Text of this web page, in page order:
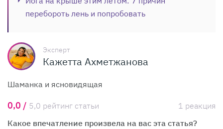
перебороть лень и попробовать
Эксперт
Кажетта Ахметжанова
Шаманка и ясновидящая
0,0 / 5,0 рейтинг статьи
1 реакция
Какое впечатление произвела на вас эта статья?